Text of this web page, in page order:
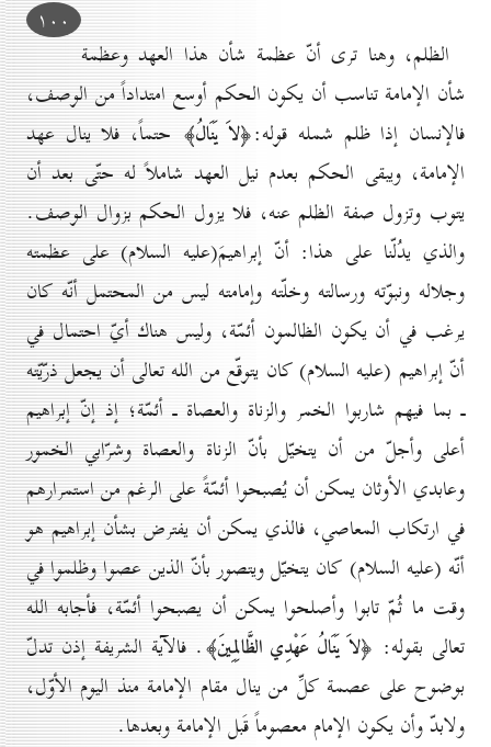
۱٠٠
الظلم، وهنا ترى أنّ عظمة شأن هذا العهد وعظمة
شأن الإمامة تناسب أن يكون الحكم أوسع امتداداً من الوصف،
فالإنسان إذا ظلم شمله قوله:﴿لاَ يَنَالُ﴾ حتماً، فلا ينال عهد
الإمامة، ويبقى الحكم بعدم نيل العهد شاملاً له حتّى بعد أن
يتوب وتزول صفة الظلم عنه، فلا يزول الحكم بزوال الوصف.
والذي يدُلّنا على هذا: أنّ إبراهيمَ(عليه السلام) على عظمته
وجلاله ونبوّته ورسالته وخلّته وإمامته ليس من المحتمل أنّه كان
يرغب في أن يكون الظالمون أئمّة، وليس هناك أيّ احتمال في
أنّ إبراهيم (عليه السلام) كان يتوقّع من الله تعالى أن يجعل ذرّيّته
ـ بما فيهم شاربوا الخمر والزناة والعصاة ـ أئمّة؛ إذ إنّ إبراهيم
أعلى وأجلّ من أن يتخيّل بأنّ الزناة والعصاة وشرّابي الخمور
وعابدي الأوثان يمكن أن يُصبحوا أئمّةً على الرغم من استمرارهم
في ارتكاب المعاصي، فالذي يمكن أن يفترض بشأن إبراهيم هو
أنّه (عليه السلام) كان يتخيّل ويتصور بأنّ الذين عصوا وظلموا في
وقت ما ثُمّ تابوا وأصلحوا يمكن أن يصبحوا أئمّة، فأجابه الله
تعالى بقوله: ﴿لاَ يَنَالُ عَهْدِي الظَّالِمِينَ﴾. فالآية الشريفة إذن تدلّ
بوضوح على عصمة كلِّ من ينال مقام الإمامة منذ اليوم الأوّل،
ولابدّ وأن يكون الإمام معصوماً قَبل الإمامة وبعدها.